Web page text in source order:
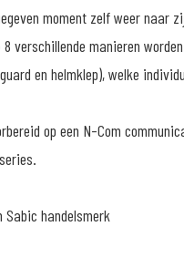
moment zelf weer naar
8 verschillende manieren
en helmklep), welke
op een N-Com
handelsmerk